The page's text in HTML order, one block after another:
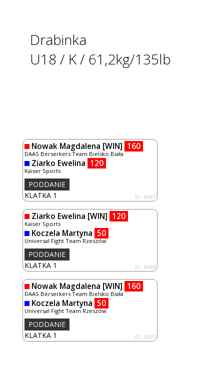
Drabinka
U18 / K / 61,2kg/135lb
Nowak Magdalena [WIN] 160
DAAS Berserkers Team Bielsko Biała
Ziarko Ewelina 120
Kaiser Sports
KLATKA 1 ID: 8487
PODDANIE
Ziarko Ewelina [WIN] 120
Kaiser Sports
Koczela Martyna 50
Universal Fight Team Rzeszów
KLATKA 1 ID: 8488
PODDANIE
Nowak Magdalena [WIN] 160
DAAS Berserkers Team Bielsko Biała
Koczela Martyna 50
Universal Fight Team Rzeszów
KLATKA 1 ID: 8489
PODDANIE